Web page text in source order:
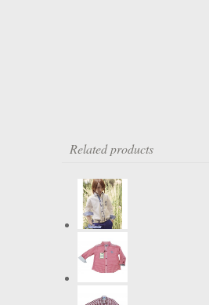
Related products